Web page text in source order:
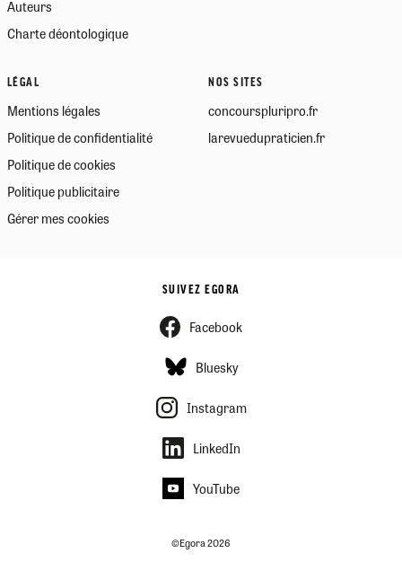
Auteurs
Charte déontologique
LÉGAL
Mentions légales
Politique de confidentialité
Politique de cookies
Politique publicitaire
Gérer mes cookies
NOS SITES
concourspluripro.fr
larevuedupraticien.fr
SUIVEZ EGORA
Facebook
Bluesky
Instagram
LinkedIn
YouTube
©Egora 2026